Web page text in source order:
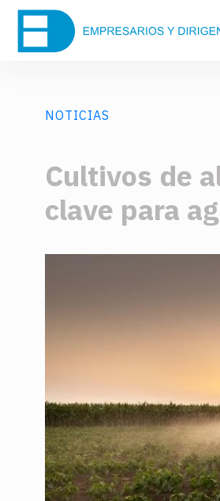
NOTICIAS
Cultivos de
clave para